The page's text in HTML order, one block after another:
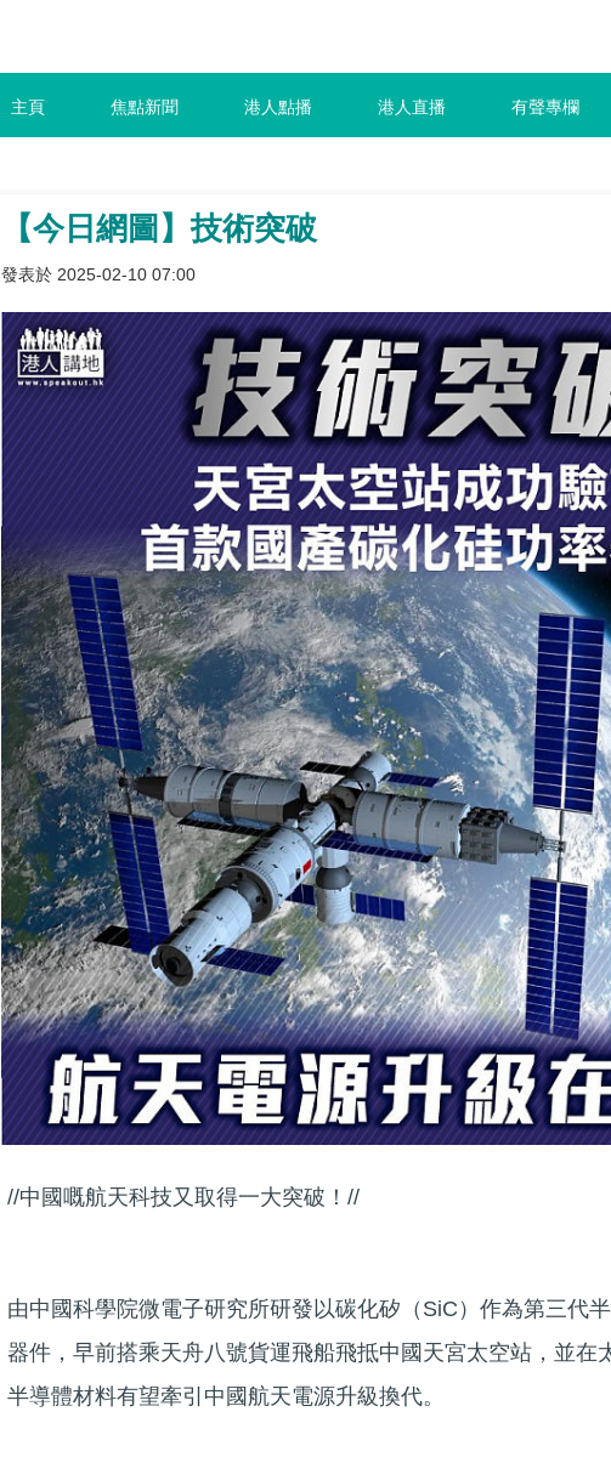
主頁 焦點新聞 港人點播 港人直播 有聲專欄
【今日網圖】技術突破
發表於 2025-02-10 07:00
//中國嘅航天科技又取得一大突破！//
由中國科學院微電子研究所研發以碳化矽（SiC）作為第三代
器件，早前搭乘天舟八號貨運飛船飛抵中國天宮太空站，並在
半導體材料有望牽引中國航天電源升級換代。